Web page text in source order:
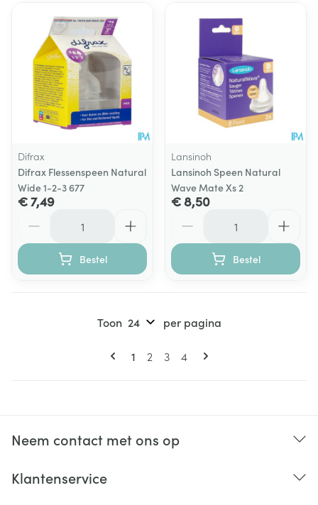
Difrax
Difrax Flessenspeen Natural
Wide 1-2-3 677
€ 7,49
Bestel
Lansinoh
Lansinoh Speen Natural
Wave Mate Xs 2
€ 8,50
Bestel
Pagina's
U lees momenteel pagina
1 Pagina
2 Pagina
3 Pagina
4
Toon per pagina
Neem contact met ons op
Klantenservice